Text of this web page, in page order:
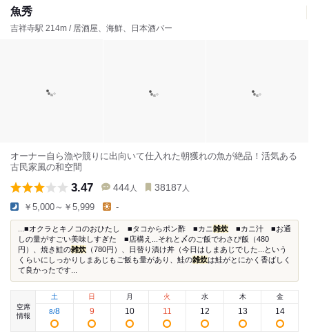
魚秀
吉祥寺駅 214m / 居酒屋、海鮮、日本酒バー
オーナー自ら漁や競りに出向いて仕入れた朝獲れの魚が絶品！活気ある
古民家風の和空間
3.47 444 人 38187 人
￥5,000～￥5,999 -
...■オクラとキノコのおひたし ■タコからポン酢 ■カニ雑炊 ■カニ汁 ■お通
しの量がすごい美味しすぎた ■店構え...それと〆のご飯でわさび飯（480
円）、焼き鮭の雑炊 （780円）、日替り漬け丼（今日はしまあじでした...という
くらいにしっかりしまあじもご飯も量があり、鮭の雑炊は鮭がとにかく香ばしく
て良かったです...
空席
情報
土
8/8
日
9
月
10
火
11
水
12
木
13
金
14